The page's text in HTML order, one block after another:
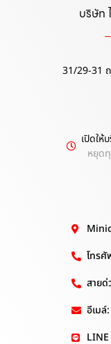
บริษัท
31/29-31 ถ
เปิดให้
หยุด
โทร
สาย
อีเม